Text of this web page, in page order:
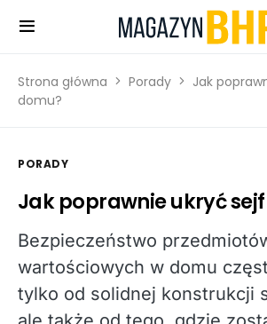
Strona główna Porady
Jak
domu?
PORADY
Jak poprawnie ukryć
Bezpieczeństwo
wartościowych w domu
tylko od solidnej konstrukcji